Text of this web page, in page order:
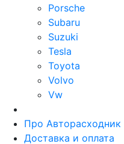
Porsche
Subaru
Suzuki
Tesla
Toyota
Volvo
Vw
Про Авторасходник
Доставка и оплата